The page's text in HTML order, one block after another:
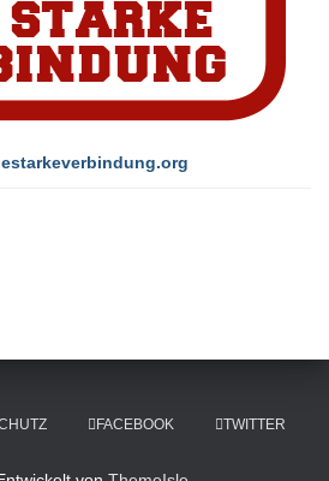
FACEBOOK TWITTER